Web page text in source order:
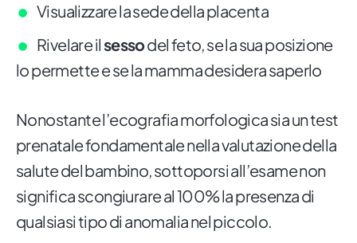
Visualizzare la sede della placenta
Rivelare ilsessodel feto, se la sua posizione
lo permette e se la mamma desidera saperlo
Nonostante l’ecografia morfologica sia un test
prenatale fondamentale nella valutazione della
salute del bambino, sottoporsi all’esame non
significa scongiurare al 100% la presenza di
qualsiasi tipo di anomalia nel piccolo.